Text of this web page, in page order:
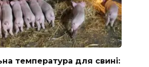
температура для свині: